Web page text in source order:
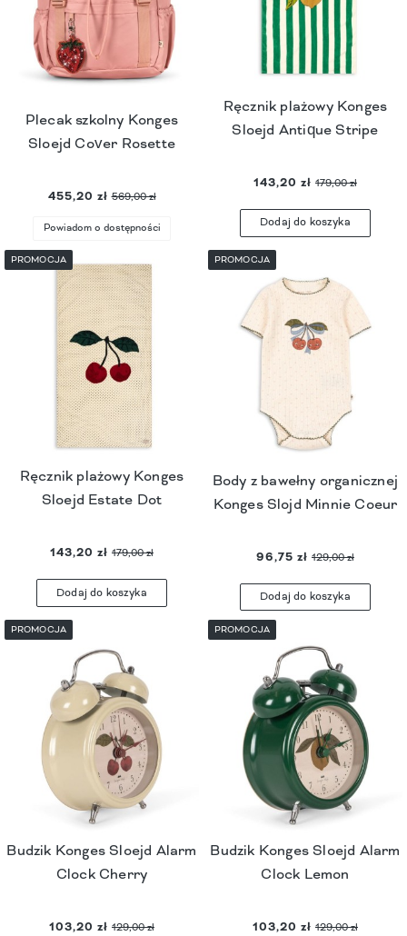
Plecak szkolny Konges
Sloejd Cover Rosette
455,20 zł 569,00 zł
Powiadom o dostępności
Ręcznik plażowy Konges
Sloejd Antique Stripe
143,20 zł 179,00 zł
Dodaj do koszyka
Ręcznik plażowy Konges
Sloejd Estate Dot
143,20 zł 179,00 zł
Dodaj do koszyka
PROMOCJA
Body z bawełny organicznej
Konges Slojd Minnie Coeur
96,75 zł 129,00 zł
Dodaj do koszyka
PROMOCJA
Budzik Konges Sloejd Alarm
Clock Cherry
103,20 zł 129,00 zł
PROMOCJA
Budzik Konges Sloejd Alarm
Clock Lemon
103,20 zł 129,00 zł
PROMOCJA